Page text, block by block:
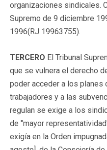
organizaciones sindicales.
Supremo de 9 diciembre
1996(RJ 19963755).
TERCERO El Tribunal
que se vulnera el derecho
poder acceder a los planes
trabajadores y a las
regulan se exige a los
de "mayor
exigía en la Orden